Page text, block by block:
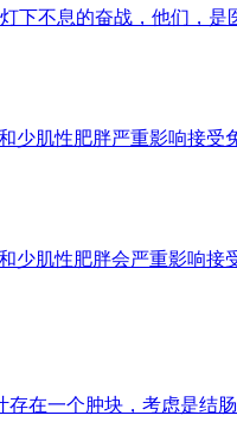
下不息的奋战，他们，是
肌性肥胖严重影响接受
少肌性肥胖会严重影响接
在一个肿块，考虑是结